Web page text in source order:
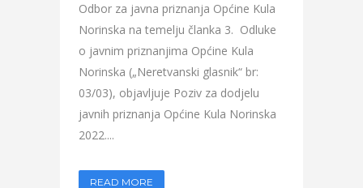
Odbor za javna priznanja Općine Kula
Norinska na temelju članka 3. Odluke
o javnim priznanjima Općine Kula
Norinska („Neretvanski glasnik“ br:
03/03), objavljuje Poziv za dodjelu
javnih priznanja Općine Kula Norinska
2022....
READ MORE